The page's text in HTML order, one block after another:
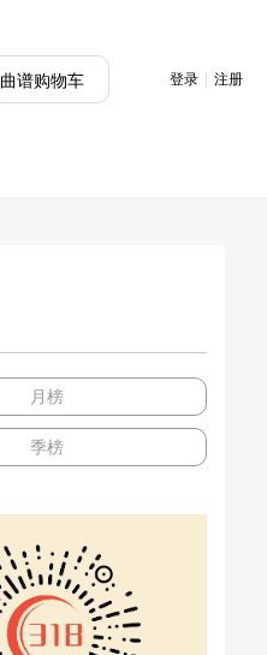
曲谱购物车 登录 | 注册
月榜
季榜